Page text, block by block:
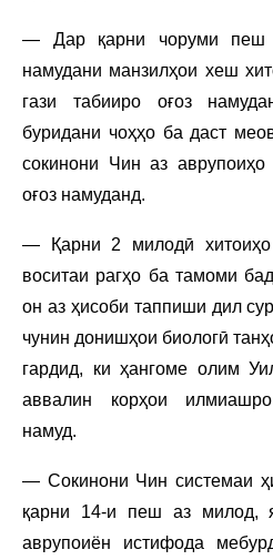
— Дар қарни чоруми пеш
намудани манзилҳои хеш
гази табииро оғоз
буридани чоҳҳо ба даст
сокинони Чин аз
оғоз намуданд.
— Қарни 2 милодӣ
воситаи рагҳо ба тамоми
он аз ҳисоби таппиши дил
чунин донишҳои биологӣ
гардид, ки ҳангоме олим
аввалин корҳои
намуд.
— Сокинони Чин системаи
қарни 14-и пеш аз милод,
аврупоиён истифода